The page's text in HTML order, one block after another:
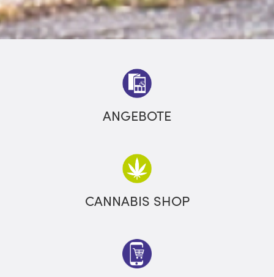
ANGEBOTE
CANNABIS SHOP